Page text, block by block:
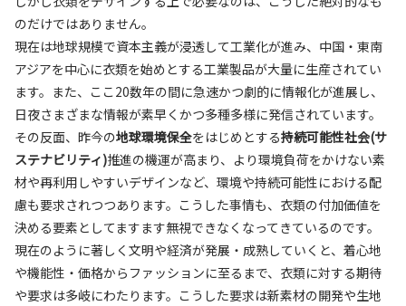
のだけではありません。
現在は地球規模で資本主義が浸透して工業化が進み、中国・東南
アジアを中心に衣類を始めとする工業製品が大量に生産されてい
ます。また、ここ20数年の間に急速かつ劇的に情報化が進展し、
日夜さまざまな情報が素早くかつ多種多様に発信されています。
その反面、昨今の地球環境保全をはじめとする持続可能性社会(サ
ステナビリティ)推進の機運が高まり、より環境負荷をかけない素
材や再利用しやすいデザインなど、環境や持続可能性における配
慮も要求されつつあります。こうした事情も、衣類の付加価値を
決める要素としてますます無視できなくなってきているのです。
現在のように著しく文明や経済が発展・成熟していくと、着心地
や機能性・価格からファッションに至るまで、衣類に対する期待
や要求は多岐にわたります。こうした要求は新素材の開発や生地